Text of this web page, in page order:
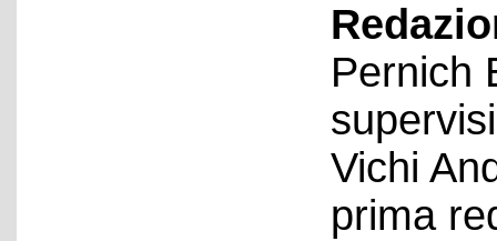
Pernich
Vichi
prima